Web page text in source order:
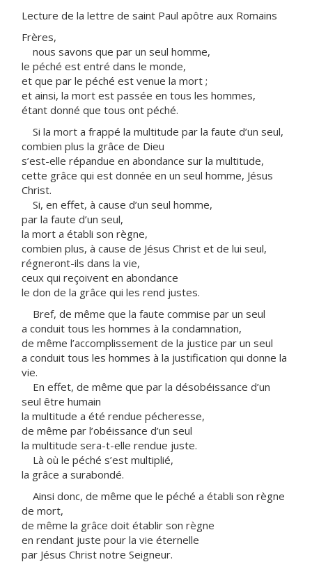
Lecture de la lettre de saint Paul apôtre aux Romains
Frères,
nous savons que par un seul homme,
le péché est entré dans le monde,
et que par le péché est venue la mort ;
et ainsi, la mort est passée en tous les hommes,
étant donné que tous ont péché.
Si la mort a frappé la multitude par la faute d’un seul,
combien plus la grâce de Dieu
s’est-elle répandue en abondance sur la multitude,
cette grâce qui est donnée en un seul homme, Jésus
Christ.
Si, en effet, à cause d’un seul homme,
par la faute d’un seul,
la mort a établi son règne,
combien plus, à cause de Jésus Christ et de lui seul,
régneront-ils dans la vie,
ceux qui reçoivent en abondance
le don de la grâce qui les rend justes.
Bref, de même que la faute commise par un seul
a conduit tous les hommes à la condamnation,
de même l’accomplissement de la justice par un seul
a conduit tous les hommes à la justification qui donne la
vie.
En effet, de même que par la désobéissance d’un
seul être humain
la multitude a été rendue pécheresse,
de même par l’obéissance d’un seul
la multitude sera-t-elle rendue juste.
Là où le péché s’est multiplié,
la grâce a surabondé.
Ainsi donc, de même que le péché a établi son règne
de mort,
de même la grâce doit établir son règne
en rendant juste pour la vie éternelle
par Jésus Christ notre Seigneur.